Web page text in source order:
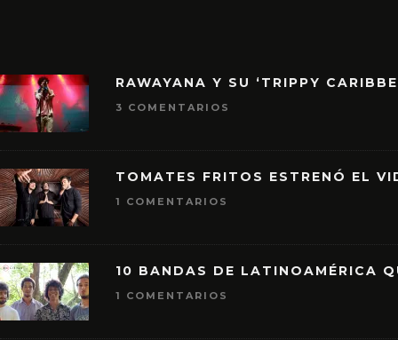
RAWAYANA Y SU ‘TRIPPY
3 COMENTARIOS
TOMATES FRITOS ESTRENÓ EL
1 COMENTARIOS
10 BANDAS DE LATINOAMÉRICA
1 COMENTARIOS